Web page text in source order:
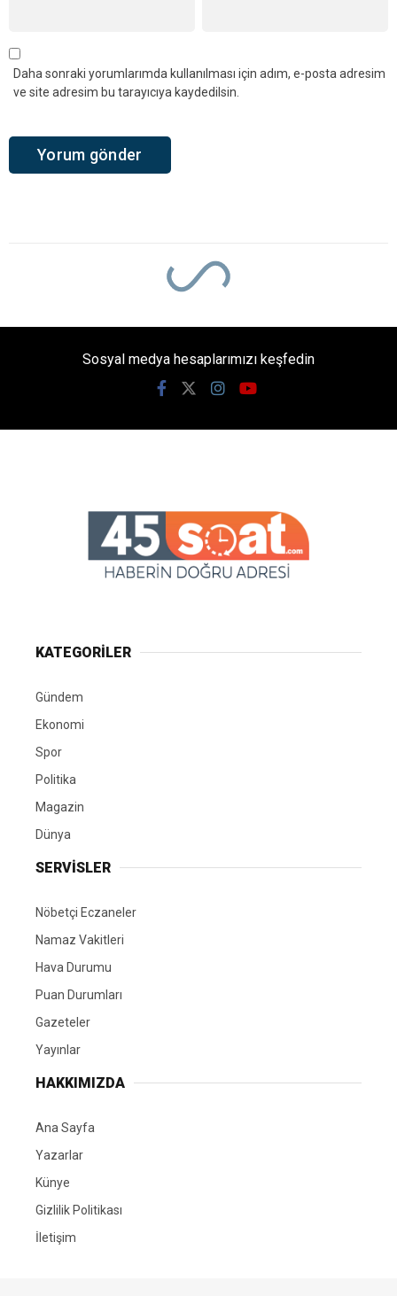
Daha sonraki yorumlarımda kullanılması için adım, e-posta adresim
ve site adresim bu tarayıcıya kaydedilsin.
Sosyal medya hesaplarımızı keşfedin
KATEGORİLER
Gündem
Ekonomi
Spor
Politika
Magazin
Dünya
SERVİSLER
Nöbetçi Eczaneler
Namaz Vakitleri
Hava Durumu
Puan Durumları
Gazeteler
Yayınlar
HAKKIMIZDA
Ana Sayfa
Yazarlar
Künye
Gizlilik Politikası
İletişim